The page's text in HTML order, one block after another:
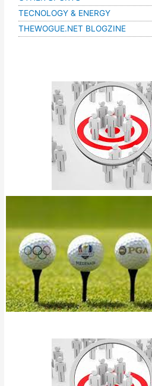
TECNOLOGY & ENERGY
THEWOGUE.NET BLOGZINE